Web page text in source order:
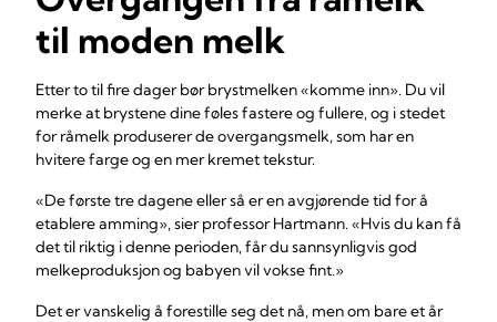
til moden melk
Etter to til fire dager bør brystmelken «komme inn». Du vil
merke at brystene dine føles fastere og fullere, og i stedet
for råmelk produserer de overgangsmelk, som har en
hvitere farge og en mer kremet tekstur.
«De første tre dagene eller så er en avgjørende tid for å
etablere amming», sier professor Hartmann. «Hvis du kan få
det til riktig i denne perioden, får du sannsynligvis god
melkeproduksjon og babyen vil vokse fint.»
Det er vanskelig å forestille seg det nå, men om bare et år